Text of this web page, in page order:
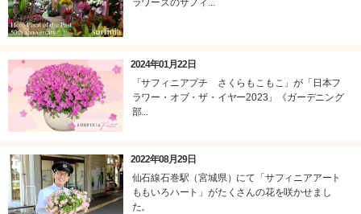
ラワーズのサフィ...
2024年01月22日
「サフィニアプチ さくらもこもこ」が「日本フ
ラワー・オブ・ザ・イヤー2023」《ガーデニング
部...
2022年08月29日
仙石線石巻駅（宮城県）にて「サフィニアアート
ももいろハート」がたくさんの花を咲かせまし
た。